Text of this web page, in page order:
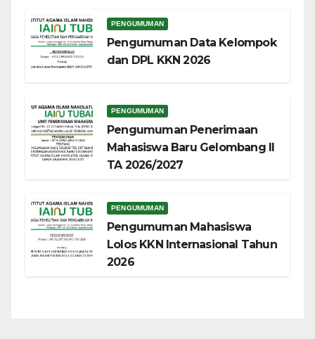
PENGUMUMAN
Pengumuman Data Kelompok
dan DPL KKN 2026
PENGUMUMAN
Pengumuman Penerimaan
Mahasiswa Baru Gelombang II
TA 2026/2027
PENGUMUMAN
Pengumuman Mahasiswa
Lolos KKN Internasional Tahun
2026